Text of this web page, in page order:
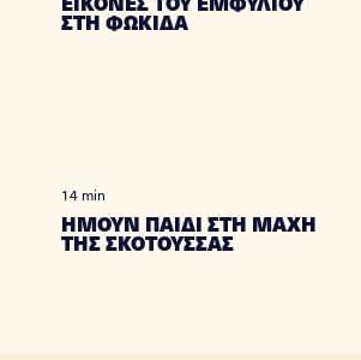
ΣΤΗ ΦΩΚΙΔΑ
14 min
ΗΜΟΥΝ ΠΑΙΔΙ ΣΤΗ ΜΑΧΗ
ΤΗΣ ΣΚΟΤΟΥΣΣΑΣ